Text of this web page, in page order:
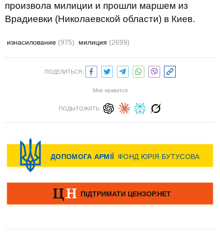
произвола милиции и прошли маршем из
Врадиевки (Николаевской области) в Киев.
изнасилование (975) милиция (2699)
ПОДЕЛИТЬСЯ:
Мне нравится
ПОДЫТОЖИТЬ: